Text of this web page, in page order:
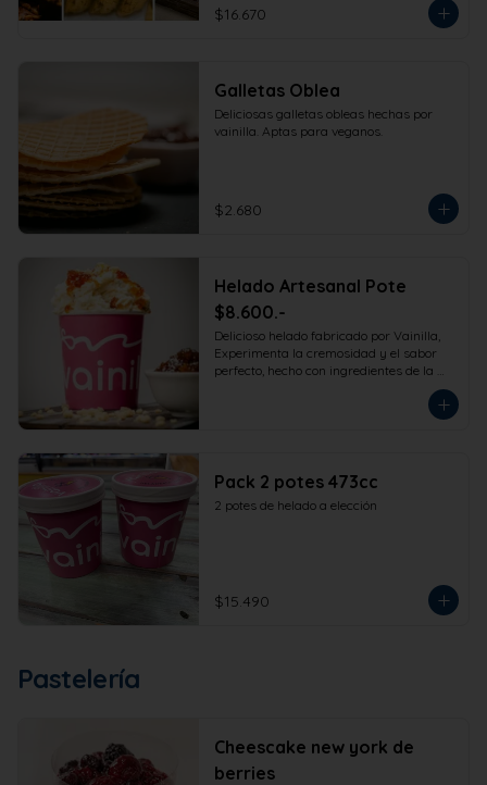
$16.670
Galletas Oblea
Deliciosas galletas obleas hechas por
vainilla. Aptas para veganos.
$2.680
Helado Artesanal Pote
$8.600.-
Delicioso helado fabricado por Vainilla,
Experimenta la cremosidad y el sabor
perfecto, hecho con ingredientes de la
más alta calidad para que disfrutes en
Pack 2 potes 473cc
2 potes de helado a elección
$15.490
Pastelería
Cheescake new york de
berries